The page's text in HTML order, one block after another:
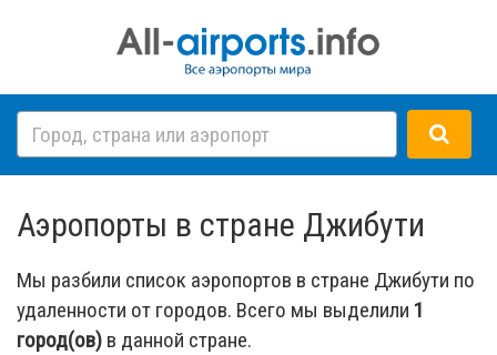
Аэропорты в стране Джибути
Мы разбили список аэропортов в стране Джибути по
удаленности от городов. Всего мы выделили 1
город(ов) в данной стране.